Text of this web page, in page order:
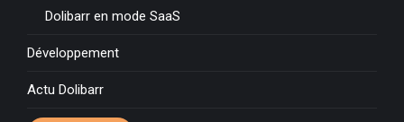
Dolibarr en mode SaaS
Développement
Actu Dolibarr